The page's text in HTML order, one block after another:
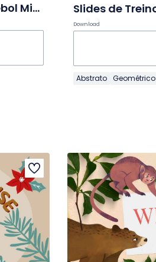
Certificado de Premiação de Futebol Minimalista Moderno em Slides
Download
Abstrato Geométrico